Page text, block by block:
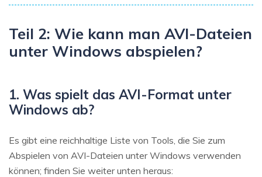
Teil 2: Wie kann man AVI-Dateien
unter Windows abspielen?
1. Was spielt das AVI-Format unter
Windows ab?
Es gibt eine reichhaltige Liste von Tools, die Sie zum
Abspielen von AVI-Dateien unter Windows verwenden
können; finden Sie weiter unten heraus: